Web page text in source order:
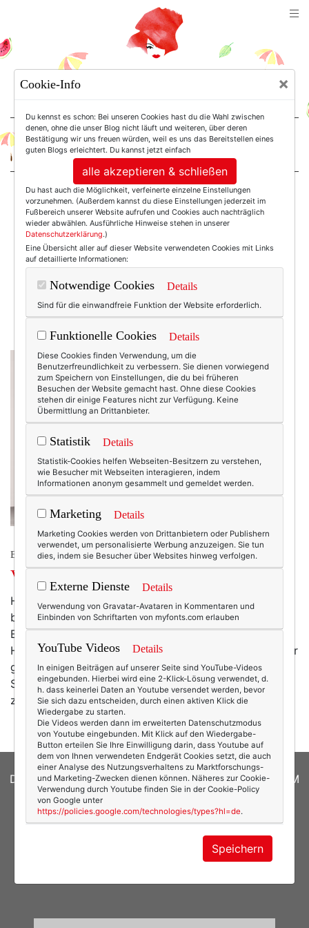
For Women. Not Girls.
Einträge mit dem
Tag: Rose Vertigo
Hobo
BEAUTY & FASHION
Valentino mal wieder.
Hurra, ich habe meine Sommertasche gefunden! Hier,
bei BergdorfGoodman, wo unsere heiratswillige
Berlinessa übrigens gerade nach dem richtigen
Hochzeitsschuhwerk sucht. Voilà: Ein Traum, gell?! Hier
gibt es sie auch in rot. Problem: Ich muss noch bis
Sommer 2015 sparen. (Ob man sie mir bis dahin wohl
zurücklegt?)
DATENSCHUTZERKLÄRUNG |COOKIES|IMPRESSUM
© 2026texterella.de| Susanne Ackstaller
Sibylle Zimmermann, hz-
Cookie-Info ×
Du kennst es schon: Bei unseren Cookies hast du die Wahl zwischen
denen, ohne die unser Blog nicht läuft und weiteren, über deren
Bestätigung wir uns freuen würden, weil es uns das Bereitstellen eines
guten Blogs erleichtert. Du kannst jetzt einfach
alle akzeptieren & schließen
Du hast auch die Möglichkeit, verfeinerte einzelne Einstellungen
vorzunehmen. (Außerdem kannst du diese Einstellungen jederzeit im
Fußbereich unserer Website aufrufen und Cookies auch nachträglich
wieder abwählen. Ausführliche Hinweise stehen in unserer
Datenschutzerklärung.)
Eine Übersicht aller auf dieser Website verwendeten Cookies mit Links
auf detaillierte Informationen:
Notwendige Cookies Details
Sind für die einwandfreie Funktion der Website erforderlich.
Funktionelle Cookies Details
Diese Cookies finden Verwendung, um die
Benutzerfreundlichkeit zu verbessern. Sie dienen vorwiegend
zum Speichern von Einstellungen, die du bei früheren
Besuchen der Website gemacht hast. Ohne diese Cookies
stehen dir einige Features nicht zur Verfügung. Keine
Übermittlung an Drittanbieter.
Statistik Details
Statistik-Cookies helfen Webseiten-Besitzern zu verstehen,
wie Besucher mit Webseiten interagieren, indem
Informationen anonym gesammelt und gemeldet werden.
Marketing Details
Marketing Cookies werden von Drittanbietern oder Publishern
verwendet, um personalisierte Werbung anzuzeigen. Sie tun
dies, indem sie Besucher über Websites hinweg verfolgen.
Externe Dienste Details
Verwendung von Gravatar-Avataren in Kommentaren und
Einbinden von Schriftarten von myfonts.com erlauben
YouTube Videos Details
In einigen Beiträgen auf unserer Seite sind YouTube-Videos
eingebunden. Hierbei wird eine 2-Klick-Lösung verwendet, d.
h. dass keinerlei Daten an Youtube versendet werden, bevor
Sie sich dazu entscheiden, durch einen aktiven Klick die
Wiedergabe zu starten.
Die Videos werden dann im erweiterten Datenschutzmodus
von Youtube eingebunden. Mit Klick auf den Wiedergabe-
Button erteilen Sie Ihre Einwilligung darin, dass Youtube auf
dem von Ihnen verwendeten Endgerät Cookies setzt, die auch
einer Analyse des Nutzungsverhaltens zu Marktforschungs-
und Marketing-Zwecken dienen können. Näheres zur Cookie-
Verwendung durch Youtube finden Sie in der Cookie-Policy
von Google unter
https://policies.google.com/technologies/types?hl=de.
Speichern